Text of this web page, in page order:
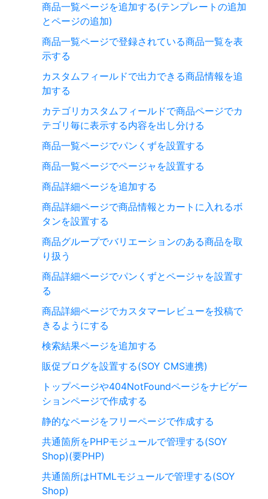
商品一覧ページを追加する(テンプレートの追加
とページの追加)
商品一覧ページで登録されている商品一覧を表
示する
カスタムフィールドで出力できる商品情報を追
加する
カテゴリカスタムフィールドで商品ページでカ
テゴリ毎に表示する内容を出し分ける
商品一覧ページでパンくずを設置する
商品一覧ページでページャを設置する
商品詳細ページを追加する
商品詳細ページで商品情報とカートに入れるボ
タンを設置する
商品グループでバリエーションのある商品を取
り扱う
商品詳細ページでパンくずとページャを設置す
る
商品詳細ページでカスタマーレビューを投稿で
きるようにする
検索結果ページを追加する
販促ブログを設置する(SOY CMS連携)
トップページや404NotFoundページをナビゲー
ションページで作成する
静的なページをフリーページで作成する
共通箇所をPHPモジュールで管理する(SOY
Shop)(要PHP)
共通箇所はHTMLモジュールで管理する(SOY
Shop)